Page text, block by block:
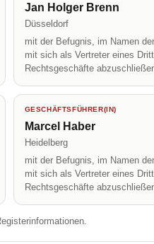
Jan Holger Brenn
Düsseldorf
mit der Befugnis, im Namen
mit sich als Vertreter eines
Rechtsgeschäfte
GESCHÄFTSFÜHRER(IN)
Marcel Haber
Heidelberg
mit der Befugnis, im Namen
mit sich als Vertreter eines
Rechtsgeschäfte